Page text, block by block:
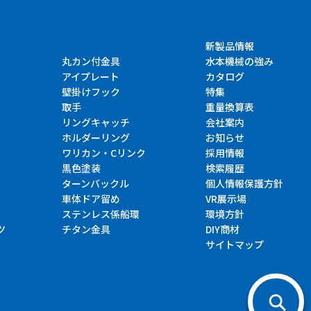
丸カン付金具
アイプレート
壁掛けフック
取手
リングキャッチ
ホルダーリング
ワリカン・Cリンク
黒色塗装
ターンバックル
車体ドア留め
ステンレス係船環
チタン金具
新製品情報
水本機械の強み
カタログ
特集
重量換算表
会社案内
お知らせ
採用情報
検索履歴
個人情報保護方針
VR展示場
環境方針
DIY商材
サイトマップ